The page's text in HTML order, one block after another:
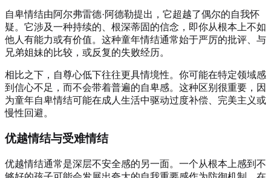
自卑情结由阿尔弗雷德·阿德勒提出，它超越了偶尔的自我怀
疑。它涉及一种持续的、根深蒂固的信念，即你从根本上不如
他人有能力或有价值。这种童年情结通常始于严厉的批评、与
兄弟姐妹的比较，或反复的失败经历。
相比之下，自尊心低下往往更具情境性。你可能在特定领域感
到信心不足，而不会带着普遍的自卑感。这种区别很重要，因
为童年自卑情结可能在成人生活中驱动过度补偿、完美主义或
慢性回避。
优越情结与受难情结
优越情结通常是深层不安全感的另一面。一个从根本上感到不